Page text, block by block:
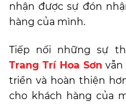
nhận được sự đón
hàng của mình.
Tiếp nối những sự
Trang Trí Hoa Sơn vẫn
triển và hoàn thiện
cho khách hàng của